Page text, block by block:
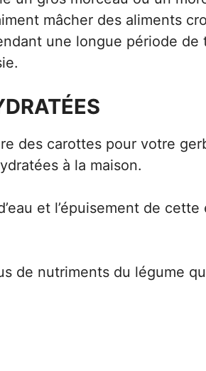
mâcher des aliments
une longue période de
des carottes pour votre
à la maison.
et l’épuisement de cette
de nutriments du légume